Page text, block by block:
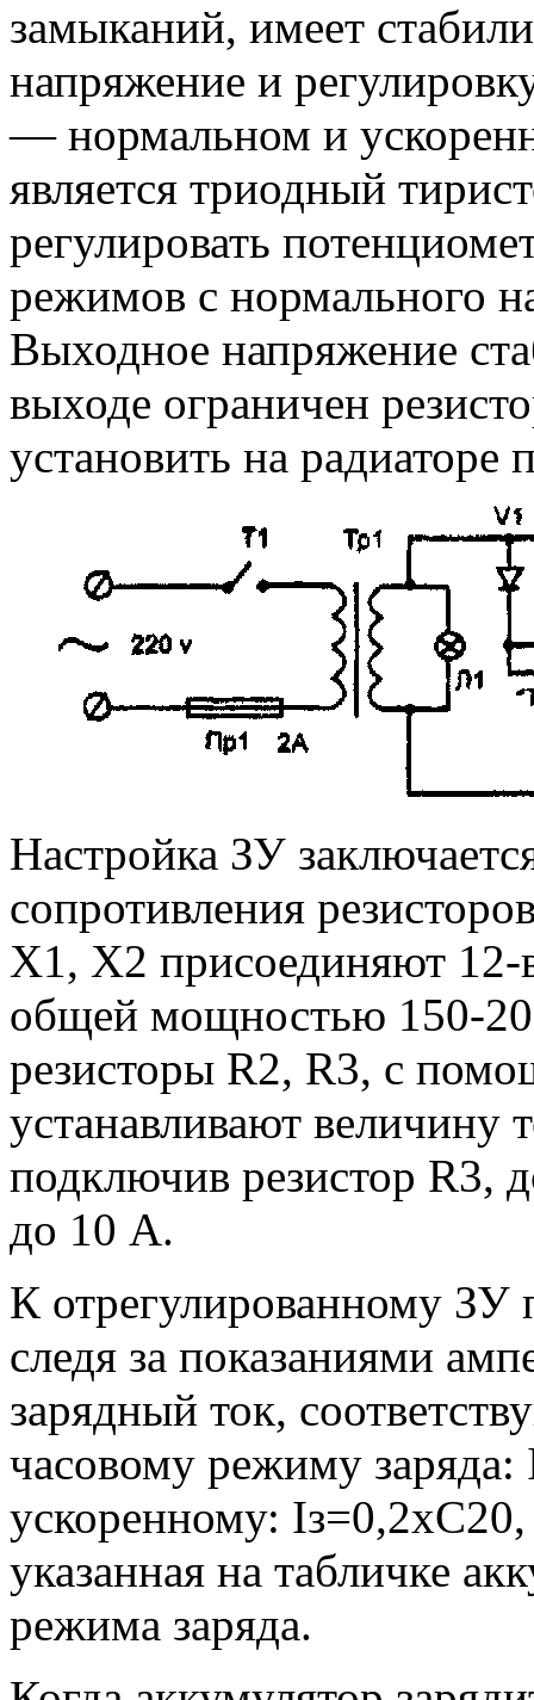
замыканий, имеет
напряжение и
— нормальном и
является триодный
регулировать
режимов с нормального
Выходное напряжение
выходе ограничен
установить на
Настройка ЗУ
сопротивления
Х1, Х2 присоединяют 12-
общей мощностью 150-
резисторы R2, R3, с
устанавливают величину
подключив резистор R3,
до 10 А.
К отрегулированному ЗУ
следя за показаниями
зарядный ток,
часовому режиму
ускоренному:
указанная на табличке
режима заряда.